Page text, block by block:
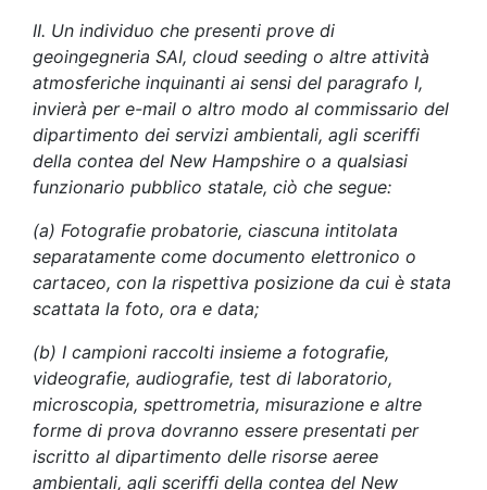
II. Un individuo che presenti prove di
geoingegneria SAI, cloud seeding o altre attività
atmosferiche inquinanti ai sensi del paragrafo I,
invierà per e-mail o altro modo al commissario del
dipartimento dei servizi ambientali, agli sceriffi
della contea del New Hampshire o a qualsiasi
funzionario pubblico statale, ciò che segue:
(a) Fotografie probatorie, ciascuna intitolata
separatamente come documento elettronico o
cartaceo, con la rispettiva posizione da cui è stata
scattata la foto, ora e data;
(b) I campioni raccolti insieme a fotografie,
videografie, audiografie, test di laboratorio,
microscopia, spettrometria, misurazione e altre
forme di prova dovranno essere presentati per
iscritto al dipartimento delle risorse aeree
ambientali, agli sceriffi della contea del New